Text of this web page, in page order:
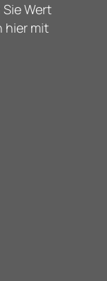
Wert
hier mit